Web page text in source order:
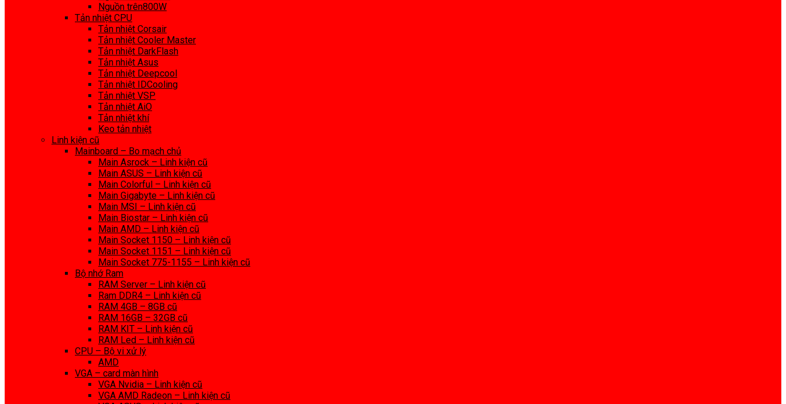
Nguồn trên800W
Tản nhiệt CPU
Tản nhiệt Corsair
Tản nhiệt Cooler Master
Tản nhiệt DarkFlash
Tản nhiệt Asus
Tản nhiệt Deepcool
Tản nhiệt IDCooling
Tản nhiệt VSP
Tản nhiệt AiO
Tản nhiệt khí
Keo tản nhiệt
Linh kiện cũ
Mainboard – Bo mạch chủ
Main Asrock – Linh kiện cũ
Main ASUS – Linh kiện cũ
Main Colorful – Linh kiện cũ
Main Gigabyte – Linh kiện cũ
Main MSI – Linh kiện cũ
Main Biostar – Linh kiện cũ
Main AMD – Linh kiện cũ
Main Socket 1150 – Linh kiện cũ
Main Socket 1151 – Linh kiện cũ
Main Socket 775-1155 – Linh kiện cũ
Bộ nhớ Ram
RAM Server – Linh kiện cũ
Ram DDR4 – Linh kiện cũ
RAM 4GB – 8GB cũ
RAM 16GB – 32GB cũ
RAM KIT – Linh kiện cũ
RAM Led – Linh kiện cũ
CPU – Bộ vi xử lý
AMD
VGA – card màn hình
VGA Nvidia – Linh kiện cũ
VGA AMD Radeon – Linh kiện cũ